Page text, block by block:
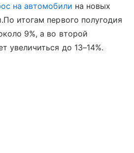
на автомобили на новых
итогам первого полугодия
9%, а во второй
увеличиться до 13–14%.